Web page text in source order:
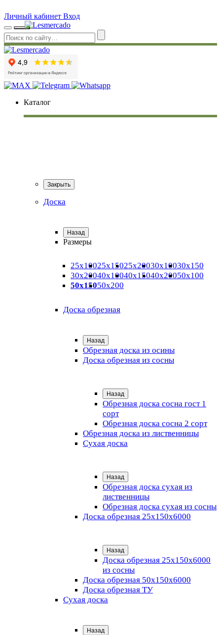
Личный кабинет Вход
Каталог
Закрыть
Доска
Назад
Размеры
25х10025х15025х20030х10030х150
30х20040х10040х15040х20050х100
50х15050х200
Доска обрезная
Назад
Обрезная доска из осины
Доска обрезная из сосны
Назад
Обрезная доска сосна гост 1
сорт
Обрезная доска сосна 2 сорт
Обрезная доска из лиственницы
Сухая доска
Назад
Обрезная доска сухая из
лиственницы
Обрезная доска сухая из сосны
Доска обрезная 25х150х6000
Назад
Доска обрезная 25x150x6000
из сосны
Доска обрезная 50х150х6000
Доска обрезная ТУ
Сухая доска
Назад